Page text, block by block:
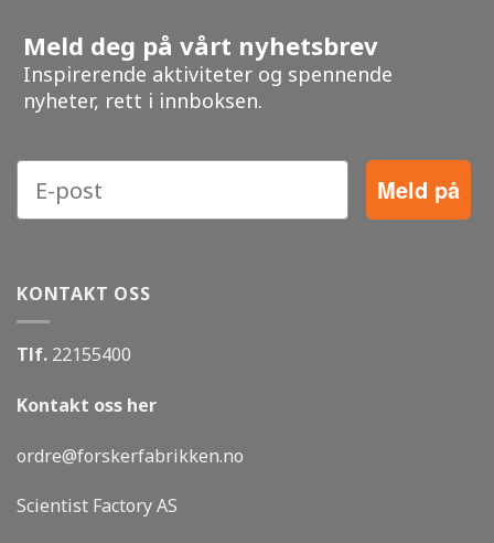
Meld deg på vårt nyhetsbrev
Inspirerende aktiviteter og spennende
nyheter, rett i innboksen.
Meld på
KONTAKT OSS
Tlf. 22155400
Kontakt oss her
ordre@forskerfabrikken.no
Scientist Factory AS